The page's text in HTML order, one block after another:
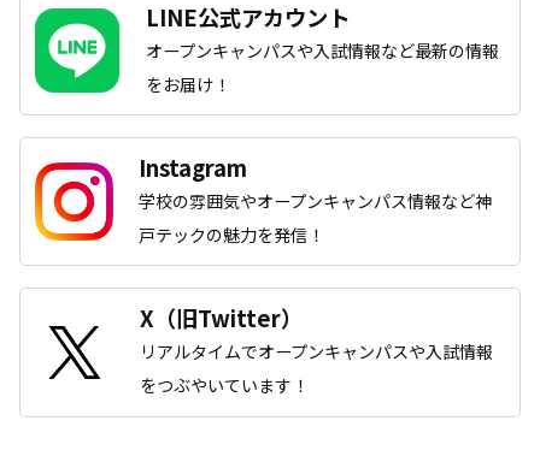
LINE公式アカウント
オープンキャンパスや入試情報など最新の情報
をお届け！
Instagram
学校の雰囲気やオープンキャンパス情報など神
戸テックの魅力を発信！
X（旧Twitter）
リアルタイムでオープンキャンパスや入試情報
をつぶやいています！